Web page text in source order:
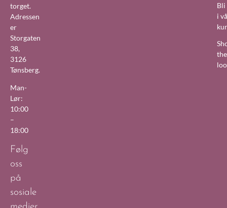
torget.
Adressen
er
Storgaten
38,
3126
Tønsberg.
Man-
Lør:
10:00
–
18:00
Følg
oss
på
sosiale
Bli
i
the